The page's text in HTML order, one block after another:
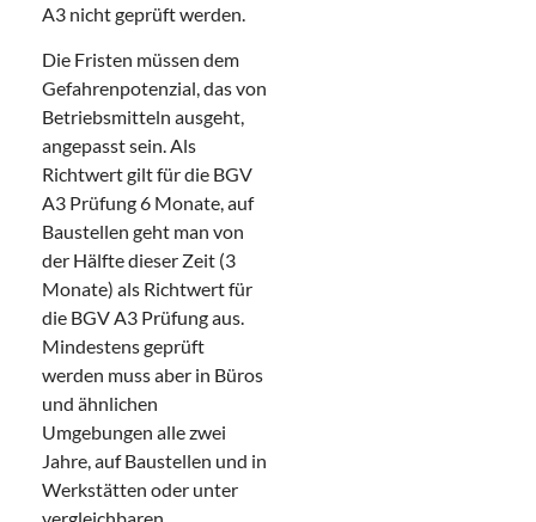
A3 nicht geprüft werden.
Die Fristen müssen dem
Gefahrenpotenzial, das von
Betriebsmitteln ausgeht,
angepasst sein. Als
Richtwert gilt für die BGV
A3 Prüfung 6 Monate, auf
Baustellen geht man von
der Hälfte dieser Zeit (3
Monate) als Richtwert für
die BGV A3 Prüfung aus.
Mindestens geprüft
werden muss aber in Büros
und ähnlichen
Umgebungen alle zwei
Jahre, auf Baustellen und in
Werkstätten oder unter